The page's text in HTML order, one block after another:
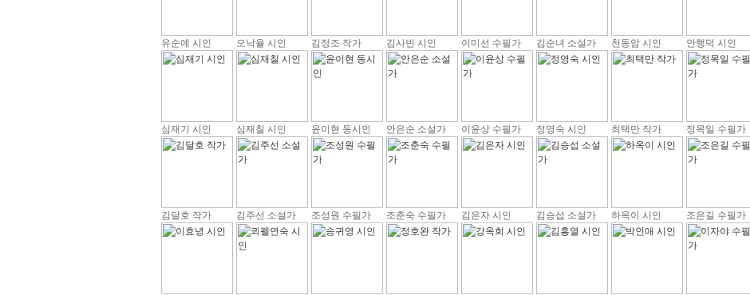
유순예 시인 오낙율 시인 김정조 작가 김사빈 시인 이미선 수필가 김순녀 소설가 천동암 시인 안행덕 시인
심재기 시인 심재칠 시인 윤이현 동시인 안은순 소설가 이윤상 수필가 정영숙 시인 최택만 작가 정목일 수필가
김달호 작가 김주선 소설가 조성원 수필가 조춘숙 수필가 김은자 시인 김승섭 소설가 하옥이 시인 조은길 수필가